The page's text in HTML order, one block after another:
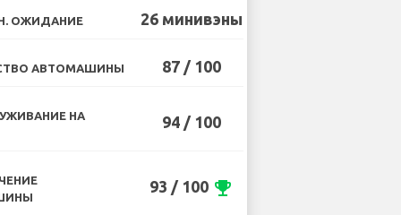
ОЖИДАНИЕ 26 минивэны
АВТОМАШИНЫ 87 / 100
НА
94 / 100
93 / 100 emoji_events